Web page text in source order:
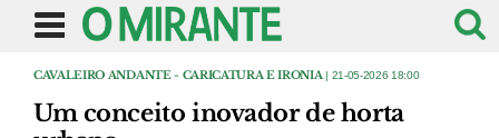
CAVALEIRO ANDANTE - CARICATURA E IRONIA | 21-05-2026 18:00
Um conceito inovador de horta